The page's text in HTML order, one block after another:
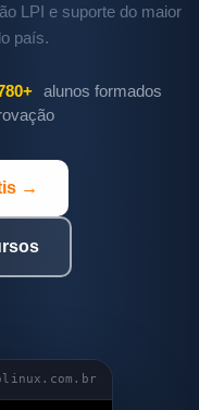
LPI e suporte do maior
país.
alunos formados
→